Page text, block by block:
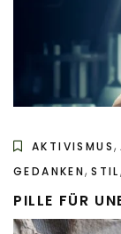
AKTIVISMUS,
GEDANKEN,STIL,
PILLE FÜR